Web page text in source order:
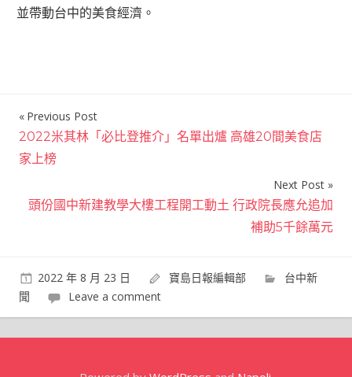
並帶動台中的美食經濟。
文
章
覽
Previous Post
2022米其林「必比登推介」名單出爐 高雄20間美食店
家上榜
Next Post
頭份國中新建教學大樓工程開工動土 行政院長應允追加
補助5千餘萬元
2022 年 8 月 23 日 寶島日報編輯部
台中新
聞
Leave a comment